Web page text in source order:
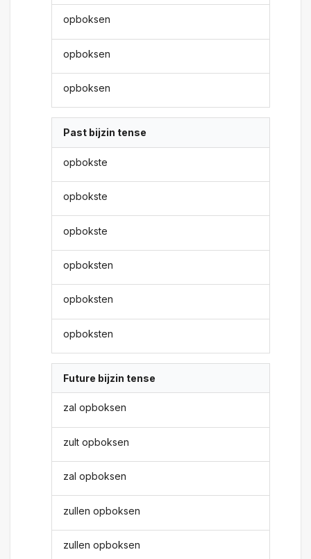
opboksen
opboksen
opboksen
Past bijzin tense
opbokste
opbokste
opbokste
opboksten
opboksten
opboksten
Future bijzin tense
zal opboksen
zult opboksen
zal opboksen
zullen opboksen
zullen opboksen